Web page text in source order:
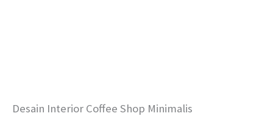
Desain Interior Coffee Shop Minimalis